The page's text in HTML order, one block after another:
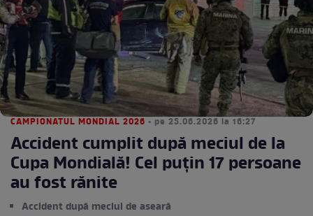
CAMPIONATUL MONDIAL 2026 • pe 25.06.2026 la 16:27
Accident cumplit după meciul de la
Cupa Mondială! Cel puțin 17 persoane
au fost rănite
Accident după meciul de aseară